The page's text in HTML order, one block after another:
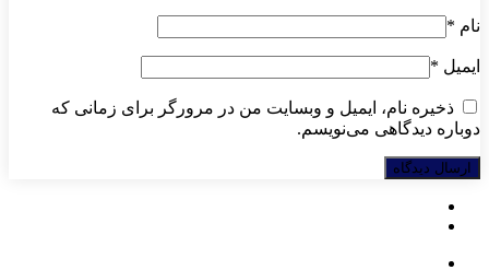
نام *
ایمیل *
ذخیره نام، ایمیل و وبسایت من در مرورگر برای زمانی که
دوباره دیدگاهی می‌نویسم.